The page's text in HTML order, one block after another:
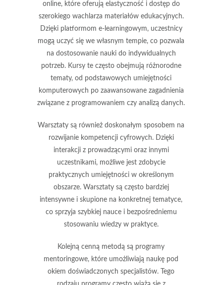
online, które oferują elastyczność i dostęp do
szerokiego wachlarza materiałów edukacyjnych.
Dzięki platformom e-learningowym, uczestnicy
mogą uczyć się we własnym tempie, co pozwala
na dostosowanie nauki do indywidualnych
potrzeb. Kursy te często obejmują różnorodne
tematy, od podstawowych umiejętności
komputerowych po zaawansowane zagadnienia
związane z programowaniem czy analizą danych.
Warsztaty są również doskonałym sposobem na
rozwijanie kompetencji cyfrowych. Dzięki
interakcji z prowadzącymi oraz innymi
uczestnikami, możliwe jest zdobycie
praktycznych umiejętności w określonym
obszarze. Warsztaty są często bardziej
intensywne i skupione na konkretnej tematyce,
co sprzyja szybkiej nauce i bezpośredniemu
stosowaniu wiedzy w praktyce.
Kolejną cenną metodą są programy
mentoringowe, które umożliwiają naukę pod
okiem doświadczonych specjalistów. Tego